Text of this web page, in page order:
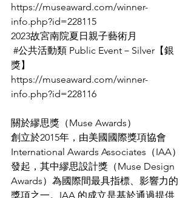
https://museaward.com/winner-
info.php?id=228115
2023故宮南院夏日親子藝術月
#公共活動類 Public Event－Silver【銀
獎】
https://museaward.com/winner-
info.php?id=228116
關於繆思獎（Muse Awards）
創立於2015年，由美國國際獎項協會
International Awards Associates（IAA）
發起，其中繆思設計獎（Muse Design
Awards）為國際間最具指標、影響力的
獎項之一。IAA 的成立是基於通過提供